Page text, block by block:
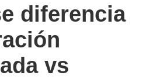
diferencia
vs